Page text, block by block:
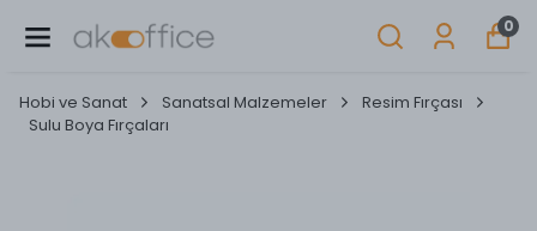
0
Hobi ve Sanat Sanatsal Malzemeler
Resim Fırçası
Sulu Boya Fırçaları